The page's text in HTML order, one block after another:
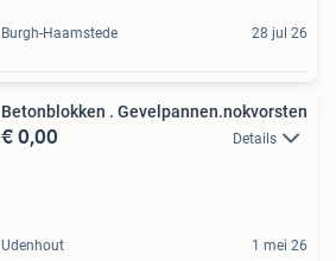
Burgh-Haamstede 28 jul 26
Betonblokken . Gevelpannen.nokvorsten
€ 0,00 Details
Udenhout 1 mei 26